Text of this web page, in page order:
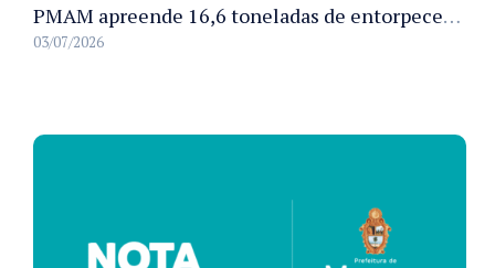
PMAM apreende 16,6 toneladas de entorpecentes e registra aumento nas prisões em flagrante e nas capturas de foragidos no primeiro semestre de 2026
03/07/2026